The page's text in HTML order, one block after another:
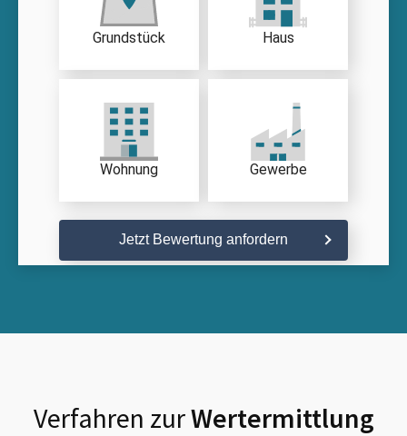
Grundstück Haus
Wohnung Gewerbe
Jetzt Bewertung anfordern
Verfahren zurWertermittlung